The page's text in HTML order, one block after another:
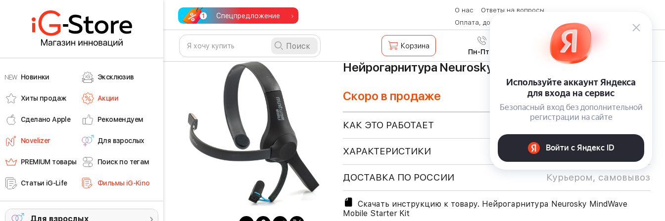
Новинки Эксклюзив
Хиты продаж Акции
Сделано Apple Рекомендуем
Novelizer Для взрослых
PREMIUM товары Поиск по тегам
Статьи iG-Life Фильмы iG-Kino
Для взрослых
Спецпредложение
О нас
Ответы на вопросы
Оплата, доставка и возврат товара
Контакты
Поиск Корзина 8 (800) 600-28-07
Пн-Пт с 9:00 до 19:00
Нейрогарнитура Neurosky MindWave Mobile Starter Kit
Скоро в продаже
КАК ЭТО РАБОТАЕТ
ХАРАКТЕРИСТИКИ
ДОСТАВКА ПО РОССИИ Курьером, самовывоз
Скачать инструкцию к товару. Нейрогарнитура Neurosky MindWave
Mobile Starter Kit